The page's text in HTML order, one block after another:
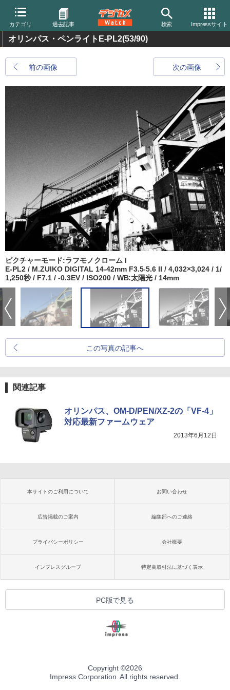
カテゴリ 過去記事 検索 Impressサイト
オリンパス・ペンライトE-PL2(53/90)
前の画像 次の画像
ピクチャーモード:ラフモノクローム I
E-PL2 / M.ZUIKO DIGITAL 14-42mm F3.5-5.6 II / 4,032×3,024 / 1/
1,250秒 / F7.1 / -0.3EV / ISO200 / WB:太陽光 / 14mm
この写真の記事へ
関連記事
オリンパス、OM-D/PEN/XZ-2の「VF-4」
対応最新ファームウェア
2013年6月12日
本サイトのご利用について お問い合わせ
広告掲載のご案内 編集部へのご連絡
プライバシーポリシー 会社概要
インプレスグループ 特定商取引法に基づく表示
PC版で見る
Copyright ©2026
Impress Corporation. All rights reserved.